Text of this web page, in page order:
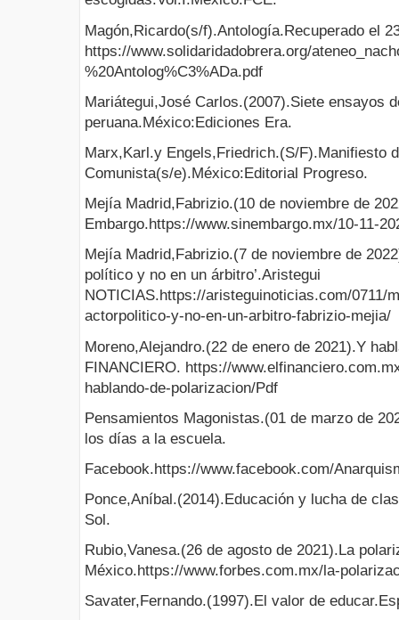
Magón,Ricardo(s/f).Antología.Recuperado el
https://www.solidaridadobrera.org/
%20Antolog%C3%ADa.pdf
Mariátegui,José Carlos.(2007).Siete ensayos
peruana.México:Ediciones Era.
Marx,Karl.y Engels,Friedrich.(S/F).Manifiesto
Comunista(s/e).México:Editorial Progreso.
Mejía Madrid,Fabrizio.(10 de noviembre de
Embargo.https://www.sinembargo.mx/10-11-
Mejía Madrid,Fabrizio.(7 de noviembre de
político y no en un árbitro’.Aristegui
NOTICIAS.https://aristeguinoticias.com/0711/
actorpolitico-y-no-en-un-arbitro-fabrizio-mejia/
Moreno,Alejandro.(22 de enero de 2021).Y
FINANCIERO. https://
hablando-de-polarizacion/Pdf
Pensamientos Magonistas.(01 de marzo de
los días a la escuela.
Facebook.https://www.facebook.com/
Ponce,Aníbal.(2014).Educación y lucha de
Sol.
Rubio,Vanesa.(26 de agosto de 2021).La
México.https://www.forbes.com.mx/la-
Savater,Fernando.(1997).El valor de